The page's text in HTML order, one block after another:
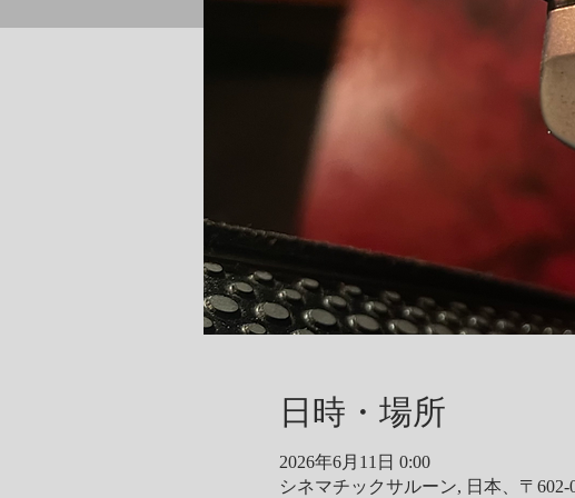
日時・場所
2026年6月11日 0:00
シネマチックサルーン, 日本、〒